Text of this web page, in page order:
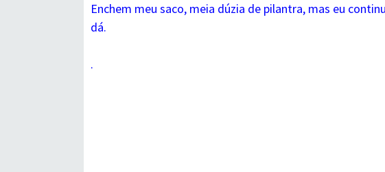
Enchem meu saco, meia dúzia de pilantra, mas eu
dá.
.